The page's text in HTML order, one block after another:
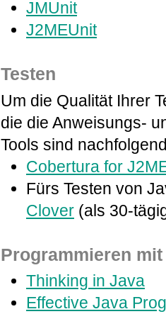
JMUnit
J2MEUnit
Testen
Um die Qualität Ihrer
die die Anweisungs-
Tools sind
Cobertura for
Fürs Testen von
Clover (als 30-
Programmieren
Thinking in Java
Effective Java